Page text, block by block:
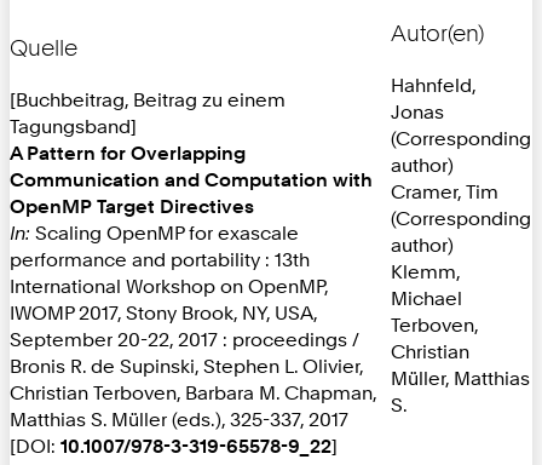
Quelle
[Buchbeitrag, Beitrag zu einem
Tagungsband]
A Pattern for Overlapping
Communication and Computation with
OpenMP Target Directives
In: Scaling OpenMP for exascale
performance and portability : 13th
International Workshop on OpenMP,
IWOMP 2017, Stony Brook, NY, USA,
September 20-22, 2017 : proceedings /
Bronis R. de Supinski, Stephen L. Olivier,
Christian Terboven, Barbara M. Chapman,
Matthias S. Müller (eds.), 325-337, 2017
[DOI: 10.1007/978-3-319-65578-9_22]
Autor(en)
Hahnfeld,
Jonas
(Corresponding
author)
Cramer, Tim
(Corresponding
author)
Klemm,
Michael
Terboven,
Christian
Müller, Matthias
S.